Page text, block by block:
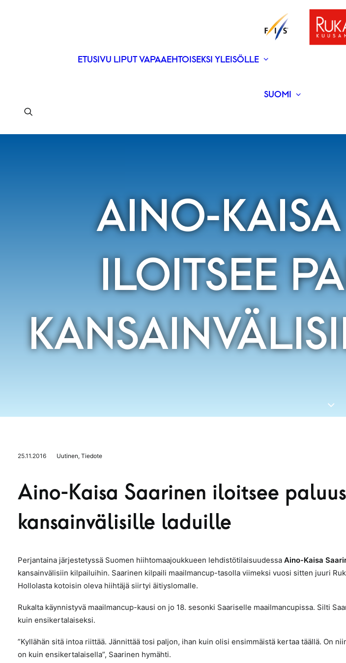
ETUSIVU LIPUT VAPAAEHTOISEKSI YLEISÖLLE
SUOMI
AINO-
ILOITSEE
25.11.2016 Uutinen, Tiedote
Aino-Kaisa Saarinen iloitsee
kansainvälisille laduille
Perjantaina järjestetyssä Suomen hiihtomaajoukkueen lehdistötilaisuudessa Aino-Kaisa
kansainvälisiin kilpailuihin. Saarinen kilpaili maailmancup-tasolla viimeksi vuosi sitten juuri
Hollolasta kotoisin oleva hiihtäjä siirtyi äitiyslomalle.
Rukalta käynnistyvä maailmancup-kausi on jo 18. sesonki Saariselle maailmancupissa. Silti
kuin ensikertalaiseksi.
”Kyllähän sitä intoa riittää. Jännittää tosi paljon, ihan kuin olisi ensimmäistä kertaa täällä. On
on kuin ensikertalaisella”, Saarinen hymähti.